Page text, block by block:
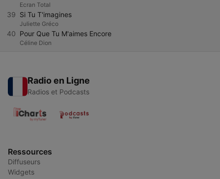
Ecran Total
39 Si Tu T'imagines
Juliette Gréco
40 Pour Que Tu M'aimes Encore
Céline Dion
Radio en Ligne
Radios et Podcasts
Ressources
Diffuseurs
Widgets